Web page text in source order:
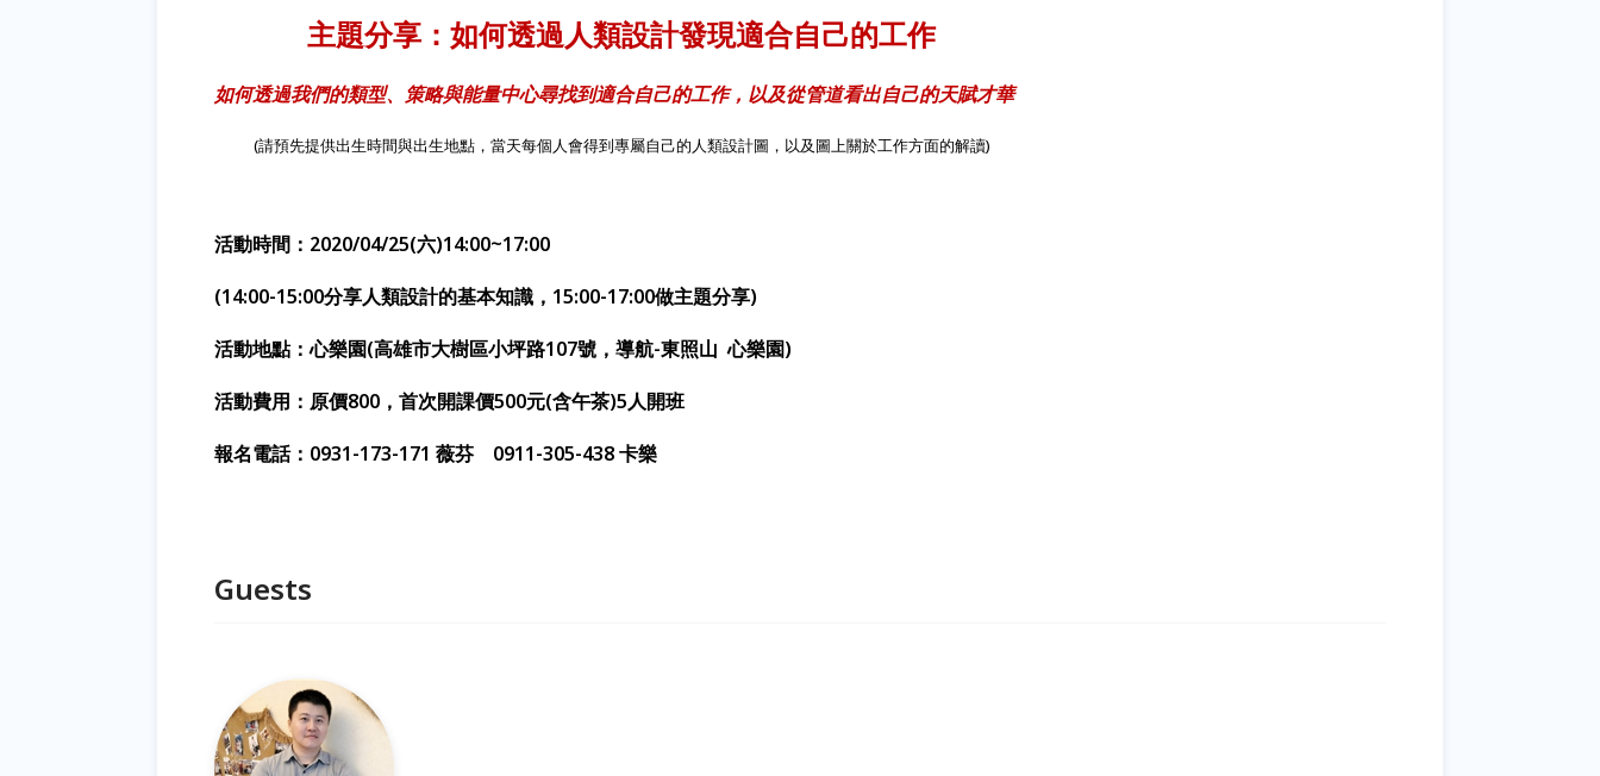
主題分享 ： 如何透過人類設計發現適合自己的工作
如何透過我們的類型、策略與能量中心尋找到適合自己的工作，以及從管道看出自己的天賦才華
(請預先提供出生時間與出生地點，當天每個人會得到專屬自己的人類設計圖，以及圖上關於工作方面的解讀)
活動時間：2020/04/25(六)14:00~17:00
(14:00-15:00分享人類設計的基本知識，15:00-17:00做主題分享)
活動地點：心樂園(高雄市大樹區小坪路107號，導航-東照山 心樂園)
活動費用： 原價800，首次開課價500元(含午茶)5人開班
報名電話：0931-173-171 薇芬 0911-305-438 卡樂
Guests